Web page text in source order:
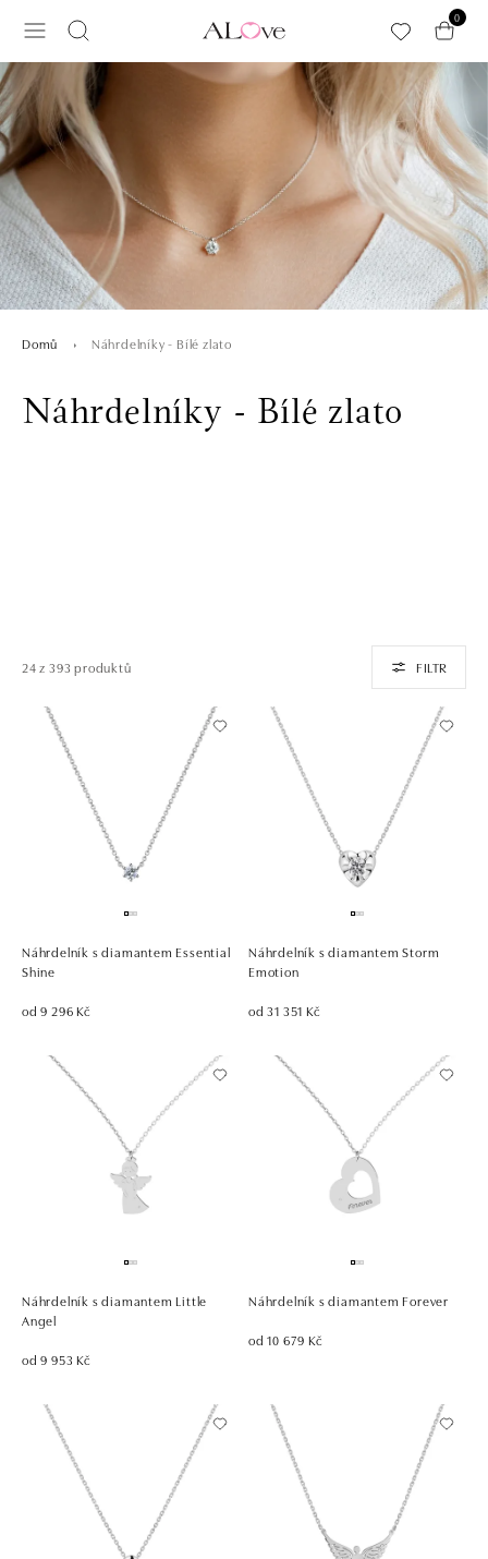
0
Domů Náhrdelníky - Bílé zlato
Náhrdelníky - Bílé zlato
24 z 393 produktů FILTR
Náhrdelník s diamantem Essential
Shine
od 9 296 Kč
Náhrdelník s diamantem Storm
Emotion
od 31 351 Kč
Náhrdelník s diamantem Little
Angel
od 9 953 Kč
Náhrdelník s diamantem Forever
od 10 679 Kč